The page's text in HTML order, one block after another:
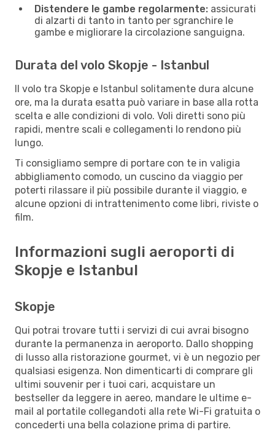
Distendere le gambe regolarmente: assicurati
di alzarti di tanto in tanto per sgranchire le
gambe e migliorare la circolazione sanguigna.
Durata del volo Skopje - Istanbul
Il volo tra Skopje e Istanbul solitamente dura alcune
ore, ma la durata esatta può variare in base alla rotta
scelta e alle condizioni di volo. Voli diretti sono più
rapidi, mentre scali e collegamenti lo rendono più
lungo.
Ti consigliamo sempre di portare con te in valigia
abbigliamento comodo, un cuscino da viaggio per
poterti rilassare il più possibile durante il viaggio, e
alcune opzioni di intrattenimento come libri, riviste o
film.
Informazioni sugli aeroporti di
Skopje e Istanbul
Skopje
Qui potrai trovare tutti i servizi di cui avrai bisogno
durante la permanenza in aeroporto. Dallo shopping
di lusso alla ristorazione gourmet, vi è un negozio per
qualsiasi esigenza. Non dimenticarti di comprare gli
ultimi souvenir per i tuoi cari, acquistare un
bestseller da leggere in aereo, mandare le ultime e-
mail al portatile collegandoti alla rete Wi-Fi gratuita o
concederti una bella colazione prima di partire.